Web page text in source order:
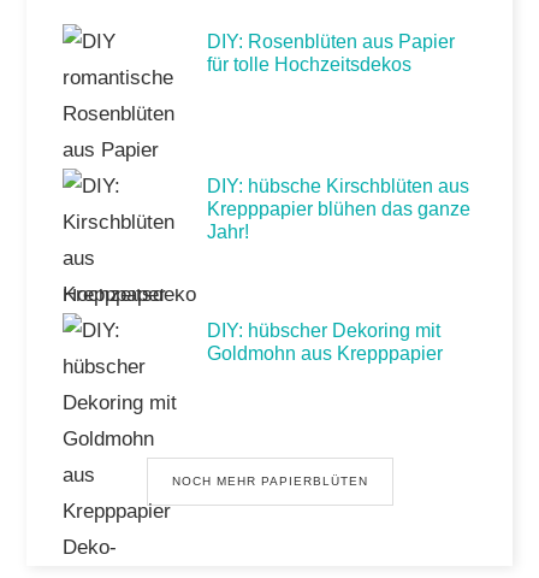
DIY: Rosenblüten aus Papier
für tolle Hochzeitsdekos
DIY: hübsche Kirschblüten aus
Krepppapier blühen das ganze
Jahr!
DIY: hübscher Dekoring mit
Goldmohn aus Krepppapier
NOCH MEHR PAPIERBLÜTEN